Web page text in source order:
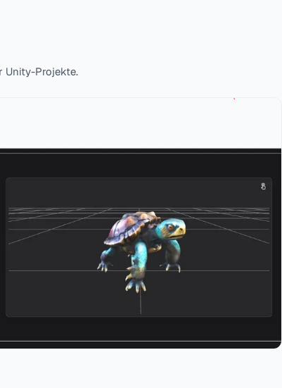
Unity-Projekte.